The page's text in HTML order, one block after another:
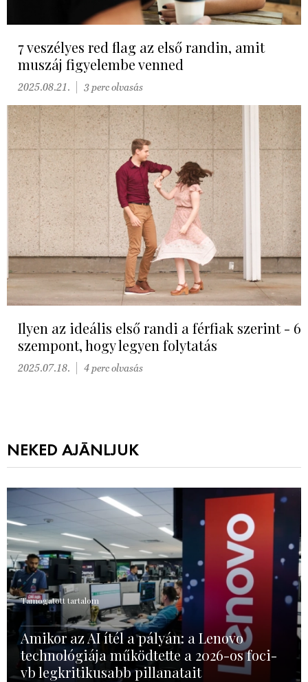
7 veszélyes red flag az első randin, amit
muszáj figyelembe venned
2025.08.21. 3 perc olvasás
Ilyen az ideális első randi a férfiak szerint - 6
szempont, hogy legyen folytatás
2025.07.18. 4 perc olvasás
NEKED AJÁNLJUK
Támogatott tartalom
Amikor az AI ítél a pályán: a Lenovo
technológiája működtette a 2026-os foci-
vb legkritikusabb pillanatait